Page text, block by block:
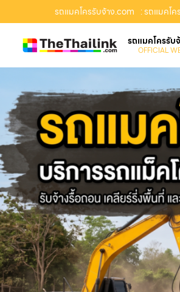
รถแมคโครรับจ้าง.com : รถแมคโค
รถแมคโครรับ
OFFICIAL